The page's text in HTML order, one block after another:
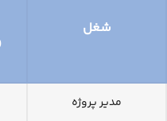
شغل
مدیر پروژه